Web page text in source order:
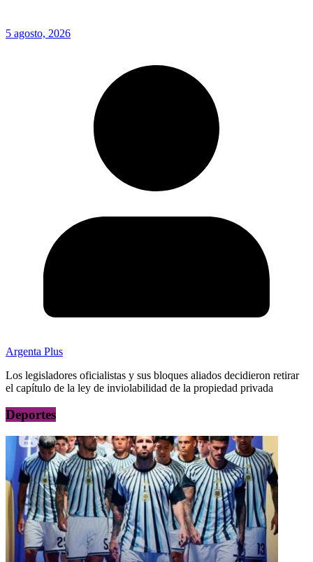
5 agosto, 2026
Argenta Plus
Los legisladores oficialistas y sus bloques aliados decidieron retirar
el capítulo de la ley de inviolabilidad de la propiedad privada
Deportes